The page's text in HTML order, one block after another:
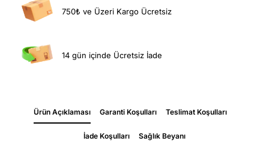
750₺ ve Üzeri Kargo Ücretsiz
14 gün içinde Ücretsiz İade
Ürün Açıklaması Garanti Koşulları Teslimat Koşulları
İade Koşulları Sağlık Beyanı